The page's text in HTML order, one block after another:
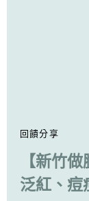
回饋分享
【新竹
泛紅、痘